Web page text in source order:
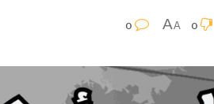
0
A
A